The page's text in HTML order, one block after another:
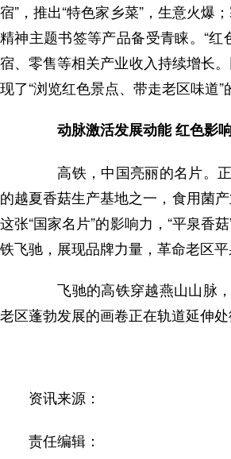
宿”，推出“特色家乡菜”，生意火爆
精神主题书签等产品备受青睐。“红
宿、零售等相关产业收入持续增长
现了“浏览红色景点、带走老区味道”
动脉激活发展动能 红色影
高铁，中国亮丽的名片。正
的越夏香菇生产基地之一，食用菌
这张“国家名片”的影响力，“平泉香
铁飞驰，展现品牌力量，革命老区
飞驰的高铁穿越燕山山脉，
老区蓬勃发展的画卷正在轨道延伸处
资讯来源：
责任编辑：